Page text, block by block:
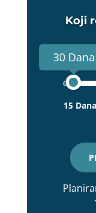
Koji
30 Dana
15 Dana